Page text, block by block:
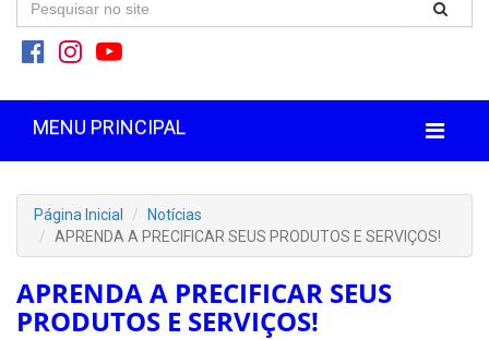
MENU PRINCIPAL
Página Inicial
Notícias
APRENDA A PRECIFICAR SEUS PRODUTOS E SERVIÇOS!
APRENDA A PRECIFICAR SEUS
PRODUTOS E SERVIÇOS!